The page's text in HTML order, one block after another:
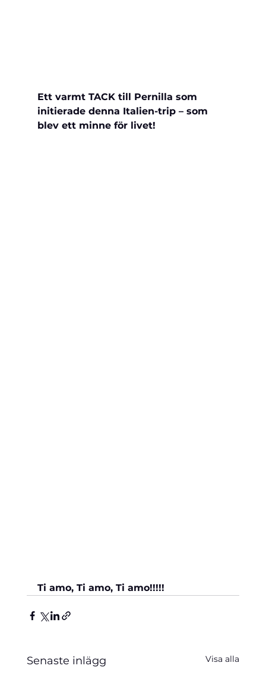
Ett varmt TACK till Pernilla som
initierade denna Italien-trip – som
blev ett minne för livet!
Ti amo, Ti amo, Ti amo!!!!!
Senaste inlägg Visa alla